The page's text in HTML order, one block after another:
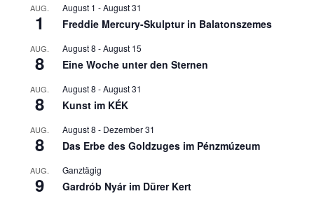
AUG.
1
August 1 -August 31
Freddie Mercury-Skulptur in Balatonszemes
AUG.
8
August 8 -August 15
Eine Woche unter den Sternen
AUG.
8
August 8 -August 31
Kunst im KÉK
AUG.
8
August 8 - Dezember 31
Das Erbe des Goldzuges im Pénzmúzeum
AUG.
9
Ganztägig
Gardrób Nyár im Dürer Kert